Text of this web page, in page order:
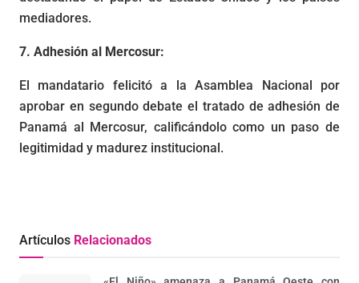
mediadores.
7. Adhesión al Mercosur:
El mandatario felicitó a la Asamblea Nacional por
aprobar en segundo debate el tratado de adhesión de
Panamá al Mercosur, calificándolo como un paso de
legitimidad y madurez institucional.
Artículos Relacionados